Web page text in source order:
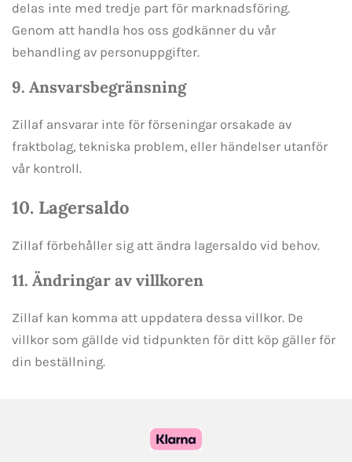
delas inte med tredje part för marknadsföring.
Genom att handla hos oss godkänner du vår
behandling av personuppgifter.
9. Ansvarsbegränsning
Zillaf ansvarar inte för förseningar orsakade av
fraktbolag, tekniska problem, eller händelser utanför
vår kontroll.
10. Lagersaldo
Zillaf förbehåller sig att ändra lagersaldo vid behov.
11. Ändringar av villkoren
Zillaf kan komma att uppdatera dessa villkor. De
villkor som gällde vid tidpunkten för ditt köp gäller för
din beställning.